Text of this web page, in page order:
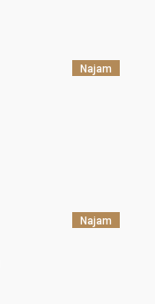
Najam
Najam